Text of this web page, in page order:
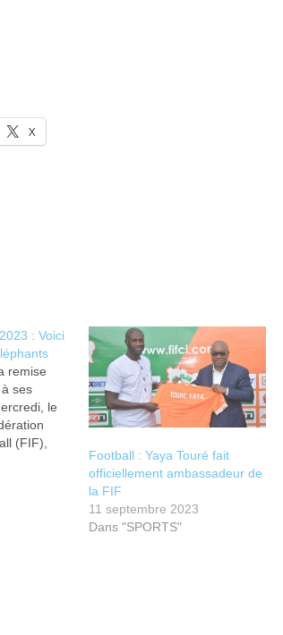
X
: Voici
remise
ses
le
(FIF),
a dévoilé
Football : Yaya Touré fait
officiellement ambassadeur de
la FIF
11 septembre 2023
Dans "SPORTS"